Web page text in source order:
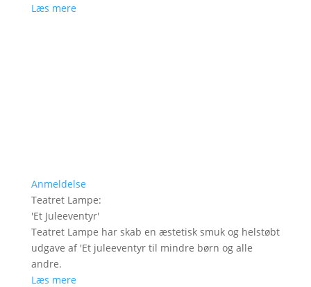
Læs mere
Anmeldelse
Teatret Lampe:
'Et Juleeventyr'
Teatret Lampe har skab en æstetisk smuk og helstøbt
udgave af 'Et juleeventyr til mindre børn og alle
andre.
Læs mere